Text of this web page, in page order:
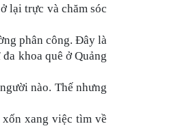
lại trực và chăm sóc
phân công. Đây là
khoa quê ở Quảng
nào. Thế nhưng
xang việc tìm về